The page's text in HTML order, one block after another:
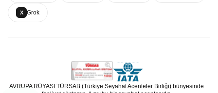
X Grok
AVRUPA RÜYASI TÜRSAB (Türkiye Seyahat Acenteler Birliği) bünyesinde